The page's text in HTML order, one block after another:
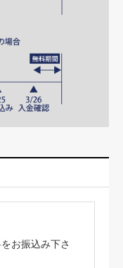
お振込み下さ